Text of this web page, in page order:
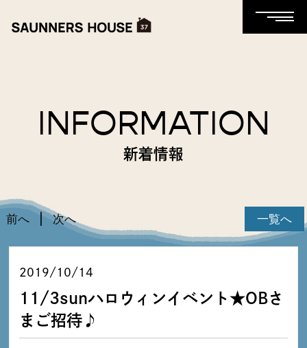
INFORMATION
新着情報
一覧へ
前へ 次へ
2019/10/14
11/3sunハロウィンイベント★OBさ
まご招待♪